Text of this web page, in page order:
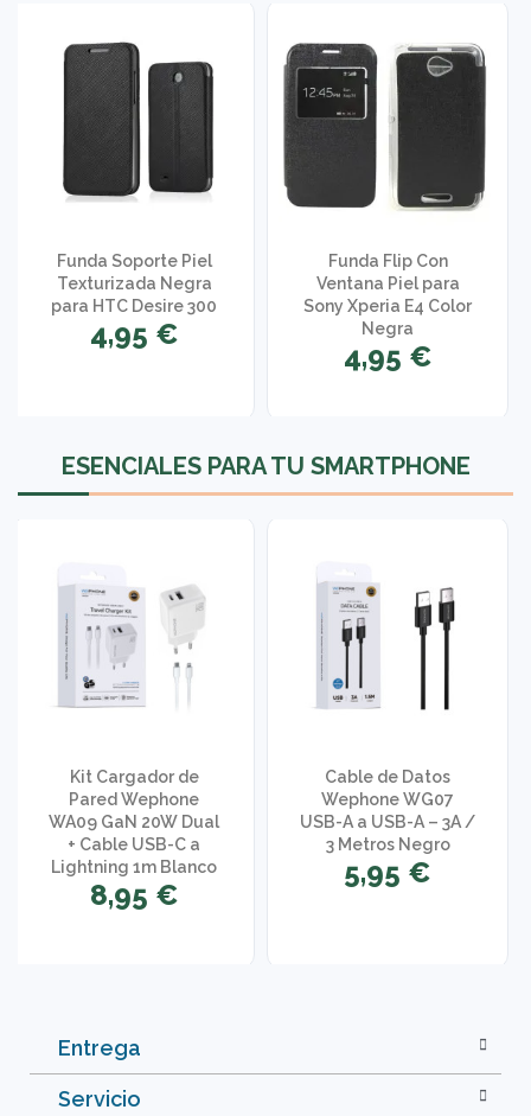
Funda Soporte Piel
Texturizada Negra
para HTC Desire 300
4,95 €
Funda Flip Con
Ventana Piel para
Sony Xperia E4 Color
Negra
4,95 €
1 opinión
ESENCIALES PARA TU SMARTPHONE
Kit Cargador de
Pared Wephone
WA09 GaN 20W Dual
+ Cable USB-C a
Lightning 1m Blanco
8,95 €
Cable de Datos
Wephone WG07
USB-A a USB-A – 3A /
3 Metros Negro
5,95 €
Entrega
Servicio